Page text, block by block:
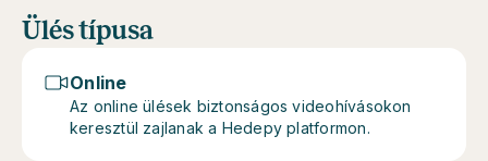
Ülés típusa
Online
Az online ülések biztonságos videohívásokon
keresztül zajlanak a Hedepy platformon.